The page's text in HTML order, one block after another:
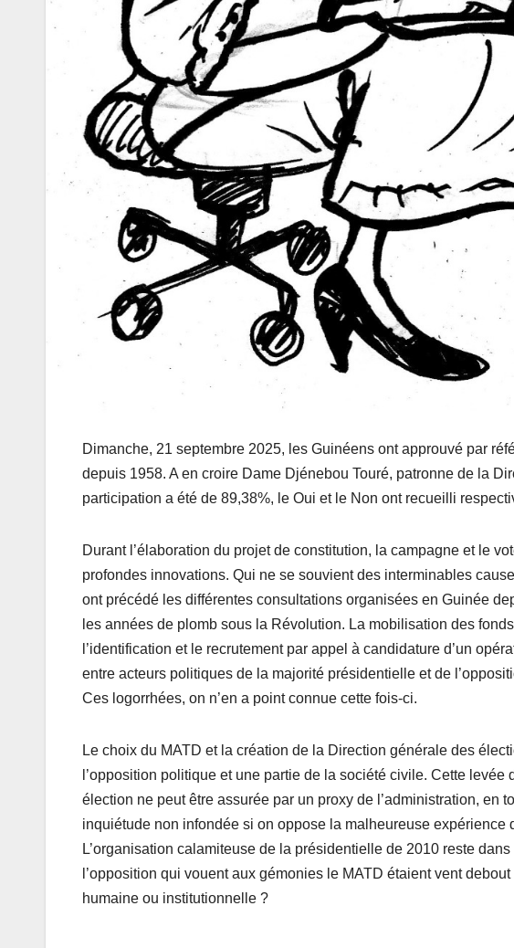
Dimanche, 21 septembre 2025, les Guinéens ont approuvé par
depuis 1958. A en croire Dame Djénebou Touré, patronne de la
participation a été de 89,38%, le Oui et le Non ont recueilli
Durant l’élaboration du projet de constitution, la campagne et le
profondes innovations. Qui ne se souvient des interminables
ont précédé les différentes consultations organisées en Guinée
les années de plomb sous la Révolution. La mobilisation des
l’identification et le recrutement par appel à candidature d’un
entre acteurs politiques de la majorité présidentielle et de
Ces logorrhées, on n’en a point connue cette fois-ci.
Le choix du MATD et la création de la Direction générale des
l’opposition politique et une partie de la société civile. Cette levée
élection ne peut être assurée par un proxy de l’administration, en
inquiétude non infondée si on oppose la malheureuse expérience
L’organisation calamiteuse de la présidentielle de 2010 reste
l’opposition qui vouent aux gémonies le MATD étaient vent
humaine ou institutionnelle ?